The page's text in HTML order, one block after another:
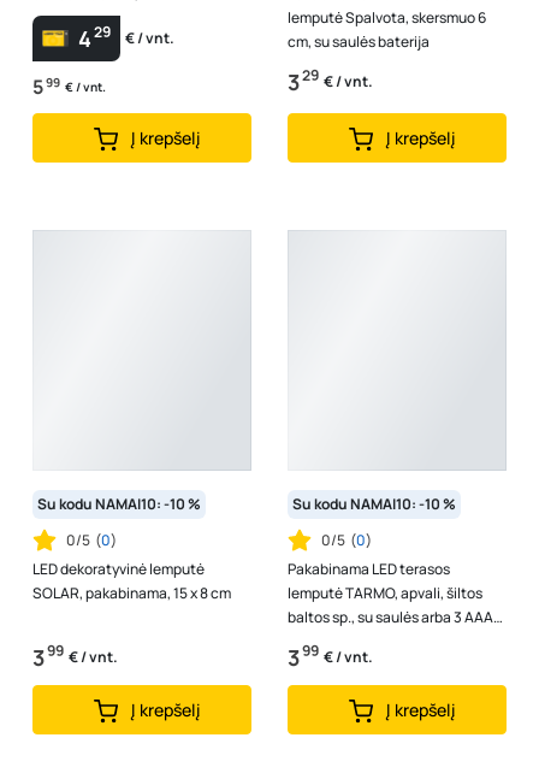
429 € / vnt.
599 € / vnt.
Į krepšelį
lemputė Spalvota, skersmuo 6
cm, su saulės baterija
329 € / vnt.
Į krepšelį
Su kodu NAMAI10: -10 %
0/5 (0)
LED dekoratyvinė lemputė
SOLAR, pakabinama, 15 x 8 cm
399 € / vnt.
Į krepšelį
Su kodu NAMAI10: -10 %
0/5 (0)
Pakabinama LED terasos
lemputė TARMO, apvali, šiltos
baltos sp., su saulės arba 3 AAA
elementais (į komplektaciją
neįein...
399 € / vnt.
Į krepšelį